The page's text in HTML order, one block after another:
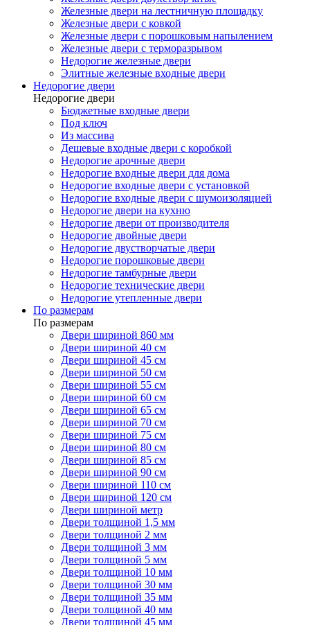
Железные двери на лестничную площадку
Железные двери с ковкой
Железные двери с порошковым напылением
Железные двери с терморазрывом
Недорогие железные двери
Элитные железные входные двери
Недорогие двери
Недорогие двери
Бюджетные входные двери
Под ключ
Из массива
Дешевые входные двери с коробкой
Недорогие арочные двери
Недорогие входные двери для дома
Недорогие входные двери с установкой
Недорогие входные двери с шумоизоляцией
Недорогие двери на кухню
Недорогие двери от производителя
Недорогие двойные двери
Недорогие двустворчатые двери
Недорогие порошковые двери
Недорогие тамбурные двери
Недорогие технические двери
Недорогие утепленные двери
По размерам
По размерам
Двери шириной 860 мм
Двери шириной 40 см
Двери шириной 45 см
Двери шириной 50 см
Двери шириной 55 см
Двери шириной 60 см
Двери шириной 65 см
Двери шириной 70 см
Двери шириной 75 см
Двери шириной 80 см
Двери шириной 85 см
Двери шириной 90 см
Двери шириной 110 см
Двери шириной 120 см
Двери шириной метр
Двери толщиной 1,5 мм
Двери толщиной 2 мм
Двери толщиной 3 мм
Двери толщиной 5 мм
Двери толщиной 10 мм
Двери толщиной 30 мм
Двери толщиной 35 мм
Двери толщиной 40 мм
Двери толщиной 45 мм